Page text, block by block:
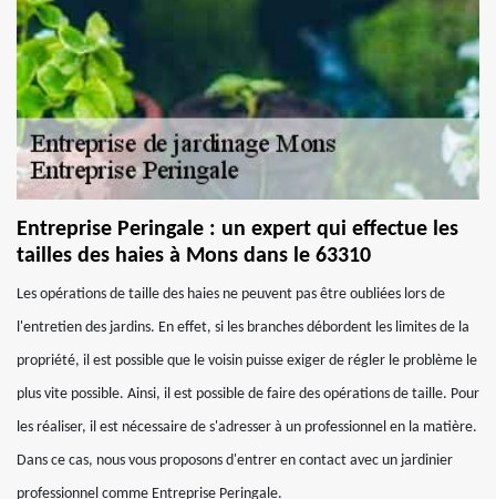
Entreprise Peringale : un expert qui effectue les
tailles des haies à Mons dans le 63310
Les opérations de taille des haies ne peuvent pas être oubliées lors de
l'entretien des jardins. En effet, si les branches débordent les limites de la
propriété, il est possible que le voisin puisse exiger de régler le problème le
plus vite possible. Ainsi, il est possible de faire des opérations de taille. Pour
les réaliser, il est nécessaire de s'adresser à un professionnel en la matière.
Dans ce cas, nous vous proposons d'entrer en contact avec un jardinier
professionnel comme Entreprise Peringale.